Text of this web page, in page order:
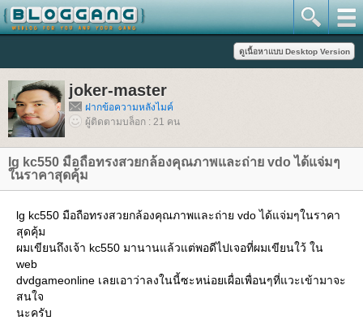
joker-master
ฝากข้อความหลังไมค์
ผู้ติดตามบล็อก : 21 คน
lg kc550 มือถือทรงสวยกล้องคุณภาพและถ่าย vdo ได้แจ่มๆ
นราคาสุดคุ้ม
lg kc550 มือถือทรงสวยกล้องคุณภาพและถ่าย vdo ได้แจ่มๆในราคา
สุดคุ้ม
ผมเขียนถึงเจ้า kc550 มานานแล้วแต่พอดีไปเจอที่ผมเขียนใว้ ใน
web
dvdgameonline เลยเอาว่าลงในนี้ซะหน่อยเผื่อเพื่อนๆที่แวะเข้ามาจะ
สนใจ
นะครับ